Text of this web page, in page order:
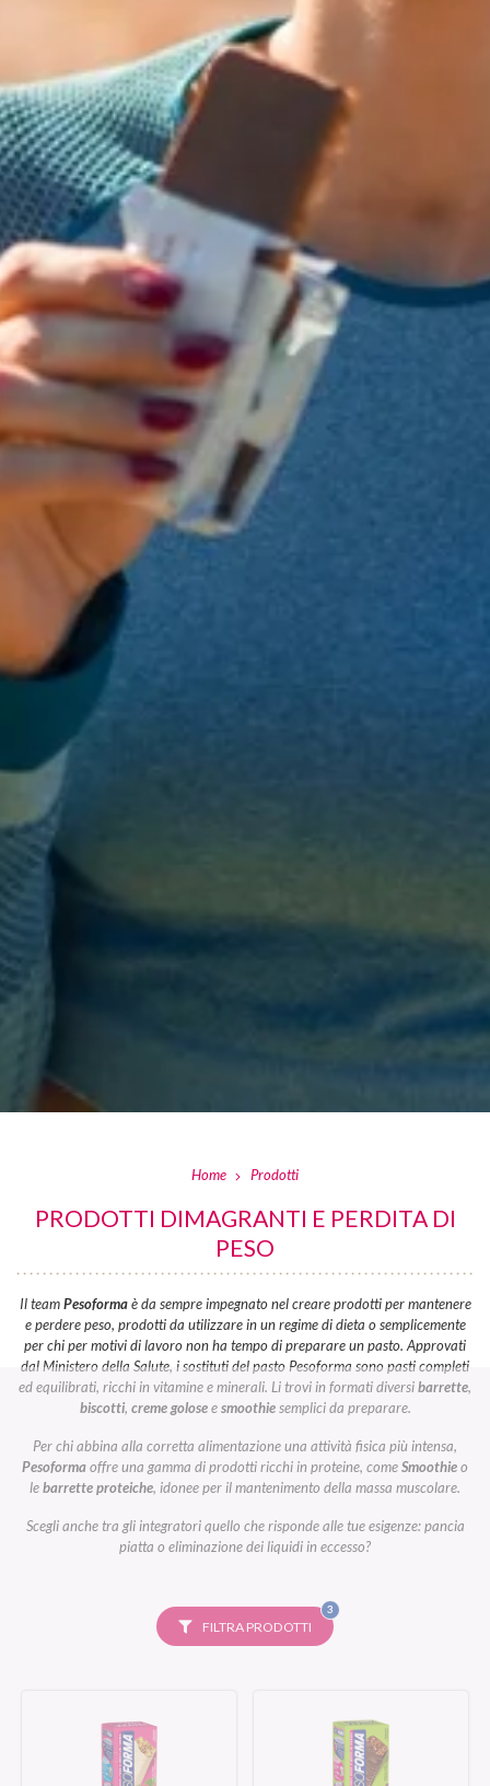
Home Prodotti
PRODOTTI DIMAGRANTI E PERDITA DI
PESO
Il teamPesoformaè da sempre impegnato nel creare prodotti per mantenere
e perdere peso, prodotti da utilizzare in un regime di dieta o semplicemente
per chi per motivi di lavoro non ha tempo di preparare un pasto. Approvati
dal Ministero della Salute, i sostituti del pasto Pesoforma sono pasti completi
ed equilibrati, ricchi in vitamine e minerali. Li trovi in formati diversibarrette,
biscotti, creme goloseesmoothiesemplici da preparare.
Per chi abbina alla corretta alimentazione una attività fisica più intensa,
Pesoformaoffre una gamma di prodotti ricchi in proteine, comeSmoothieo
lebarrette proteiche, idonee per il mantenimento della massa muscolare.
Scegli anche tra gli integratori quello che risponde alle tue esigenze: pancia
piatta o eliminazione dei liquidi in eccesso?
FILTRA PRODOTTI
3FILTRI
SELEZIONATI